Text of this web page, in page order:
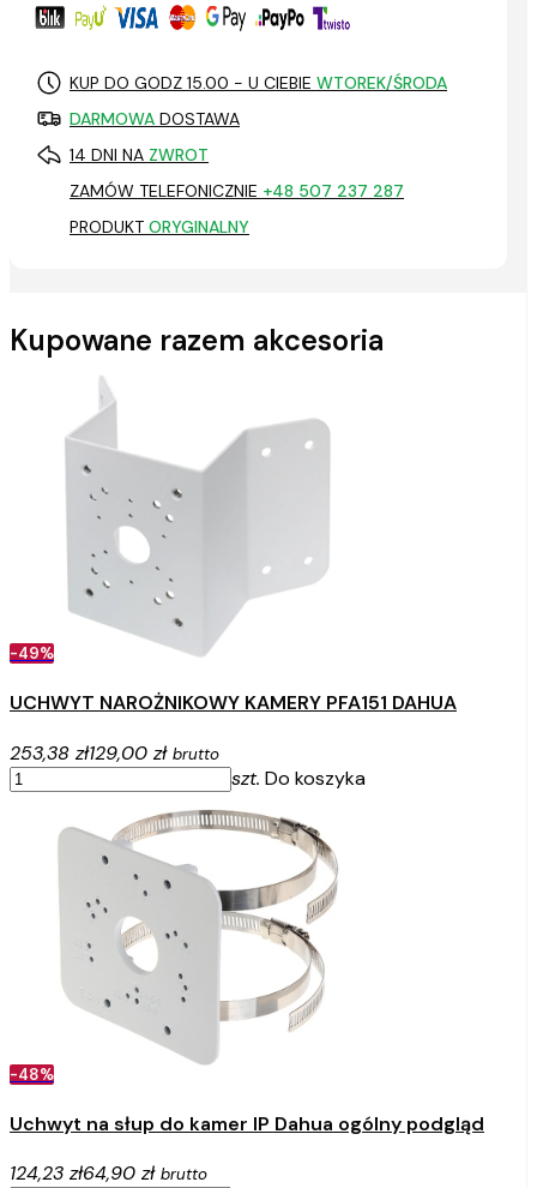
KUP DO GODZ 15.00 - U CIEBIE WTOREK/ŚRODA
DARMOWA DOSTAWA
14 DNI NA ZWROT
ZAMÓW TELEFONICZNIE +48 507 237 287
PRODUKT ORYGINALNY
Kupowane razem akcesoria
-49%
UCHWYT NAROŻNIKOWY KAMERY PFA151 DAHUA
253,38 zł129,00 zł brutto
szt. Do koszyka
-48%
Uchwyt na słup do kamer IP Dahua ogólny podgląd
124,23 zł64,90 zł brutto